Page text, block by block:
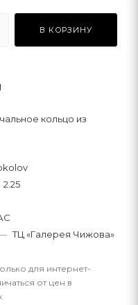
В КОРЗИНУ
кольцо из
2.25
ТЦ «Галерея Чижова»
для интернет-
от цен в